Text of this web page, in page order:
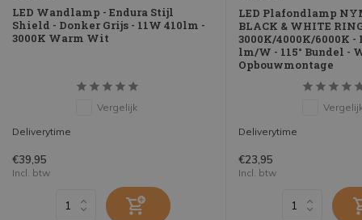
LED Wandlamp - Endura Stijl
Shield - Donker Grijs - 11W 410lm -
3000K Warm Wit
Vergelijk
Deliverytime
€39,95
Incl. btw
LED Plafondlamp
BLACK & WHITE
3000K/4000K/6000K -
lm/W - 115° Bundel -
Opbouwmontage
Deliverytime
€23,95
Incl. btw